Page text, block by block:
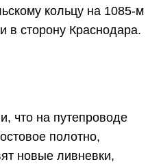
кольцу на 1085-м
в сторону Краснодара.
что на путепроводе
полотно,
новые ливневки,